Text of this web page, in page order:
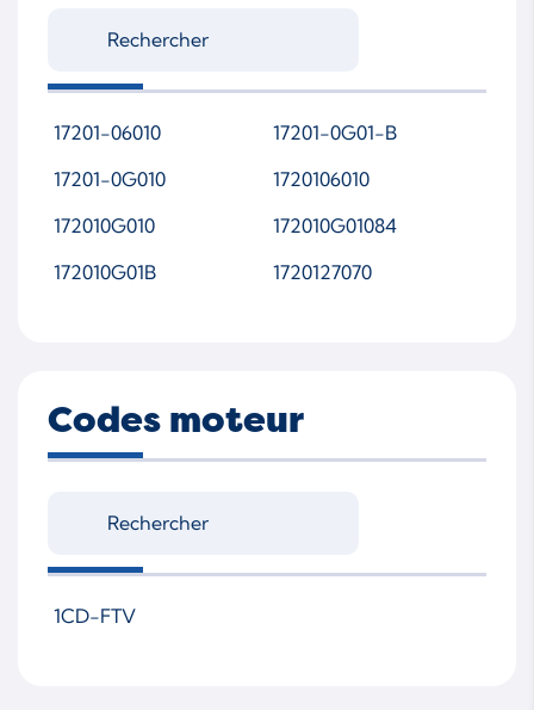
7272105001S
7272105003S
727210-9003S-WSMTA
17201-06010
17201-0G01-B
17201-0G010
1720106010
172010G010
172010G01084
172010G01B
1720127070
Codes moteur
1CD-FTV